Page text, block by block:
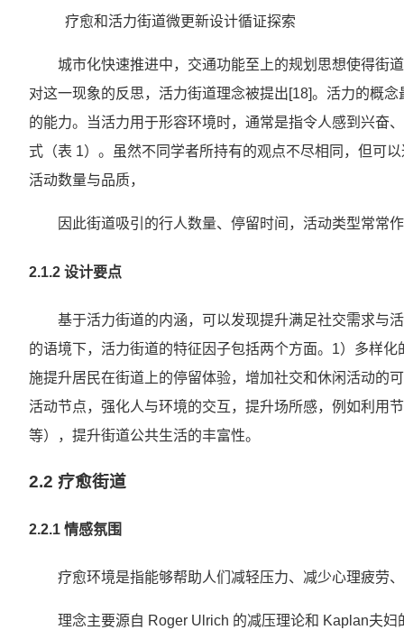
疗愈和活力街道微更新设计循证探索
城市化快速推进中，交通功能至上的规划思想使得街
对这一现象的反思，活力街道理念被提出[18]。活力的概
的能力。当活力用于形容环境时，通常是指令人感到兴奋
式（表 1）。虽然不同学者所持有的观点不尽相同，但可
活动数量与品质，
因此街道吸引的行人数量、停留时间，活动类型常常
2.1.2 设计要点
基于活力街道的内涵，可以发现提升满足社交需求与
的语境下，活力街道的特征因子包括两个方面。1）多样
施提升居民在街道上的停留体验，增加社交和休闲活动的
活动节点，强化人与环境的交互，提升场所感，例如利用
等），提升街道公共生活的丰富性。
2.2 疗愈街道
2.2.1 情感氛围
疗愈环境是指能够帮助人们减轻压力、减少心理疲劳
理念主要源自 Roger Ulrich 的减压理论和 Kaplan夫